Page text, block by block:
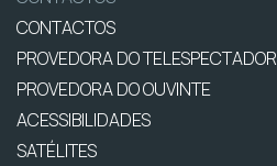
CONTACTOS
PROVEDORA DO TELESPECTADOR
PROVEDORA DO OUVINTE
ACESSIBILIDADES
SATÉLITES